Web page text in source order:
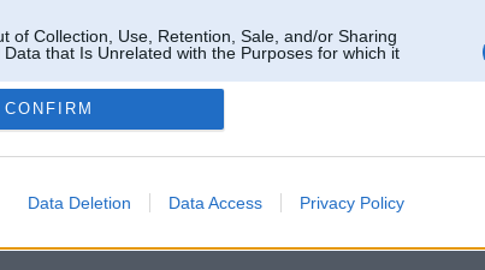
of Collection, Use, Retention, Sale, and/or Sharing
that Is Unrelated with the Purposes for which it
CONFIRM
Data Deletion Data Access Privacy Policy
ar